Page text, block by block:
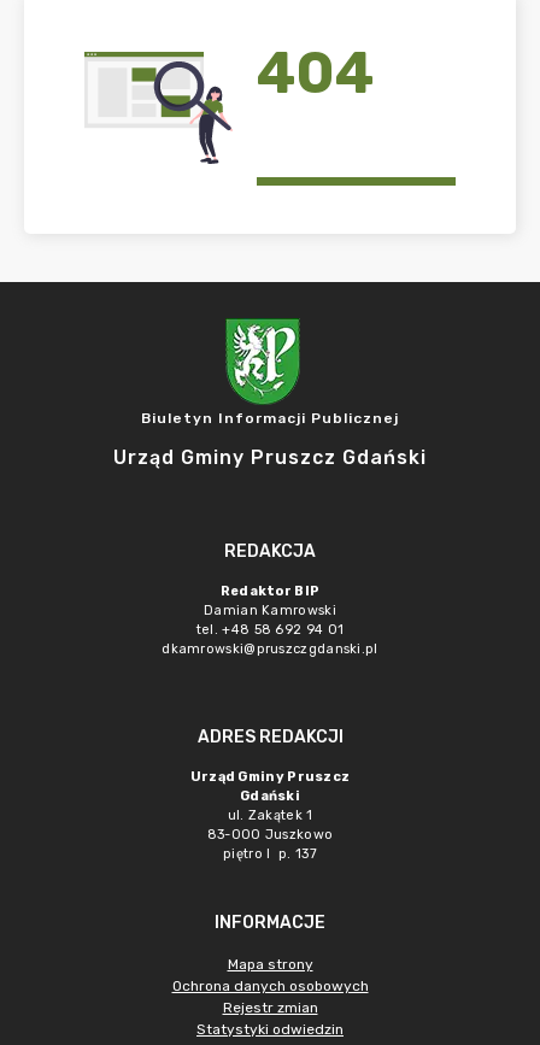
404
Biuletyn Informacji Publicznej
Urząd Gminy Pruszcz Gdański
REDAKCJA
Redaktor BIP
Damian Kamrowski
tel. +48 58 692 94 01
dkamrowski@pruszczgdanski.pl
ADRES REDAKCJI
Urząd Gminy Pruszcz
Gdański
ul. Zakątek 1
83-000 Juszkowo
piętro I p. 137
INFORMACJE
Mapa strony
Ochrona danych osobowych
Rejestr zmian
Statystyki odwiedzin